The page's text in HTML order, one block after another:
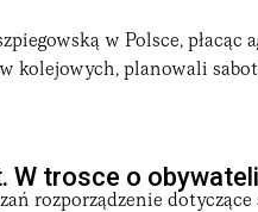
w Polsce, płacąc
kolejowych, planowali
W trosce o obywateli
rozporządzenie dotyczące